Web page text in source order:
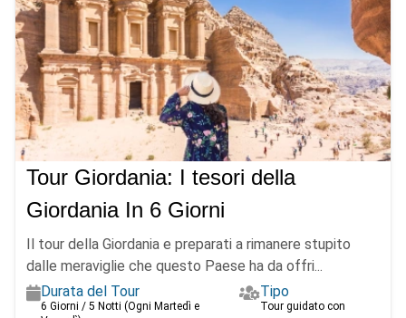
Tour Giordania: I tesori della
Giordania In 6 Giorni
Il tour della Giordania e preparati a rimanere stupito
dalle meraviglie che questo Paese ha da offri...
Durata del Tour
6 Giorni / 5 Notti (Ogni Martedì e
Tipo
Tour guidato con